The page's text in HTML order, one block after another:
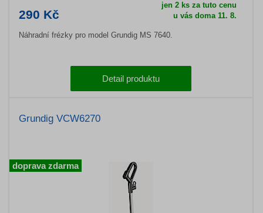
290 Kč
jen 2 ks za tuto cenu
u vás doma 11. 8.
Náhradní frézky pro model Grundig MS 7640.
Detail produktu
Grundig VCW6270
doprava zdarma